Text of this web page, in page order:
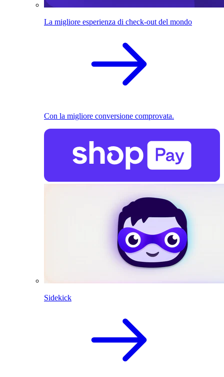
La migliore esperienza di check-out del mondo
Con la migliore conversione comprovata.
Sidekick